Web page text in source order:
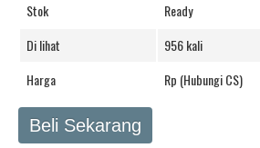
Stok
Ready
Di lihat
956 kali
Harga
Rp (Hubungi CS)
Beli Sekarang